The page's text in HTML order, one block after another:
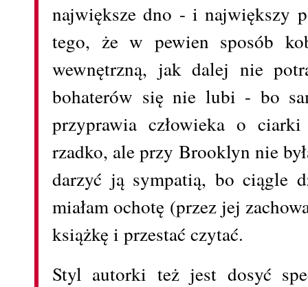
największe dno - i największy
tego, że w pewien sposób
wewnętrzną, jak dalej nie
bohaterów się nie lubi - bo
przyprawia człowieka o
rzadko, ale przy Brooklyn nie
darzyć ją sympatią, bo ciągle
miałam ochotę (przez jej
książkę i przestać czytać.
Styl autorki też jest dosyć